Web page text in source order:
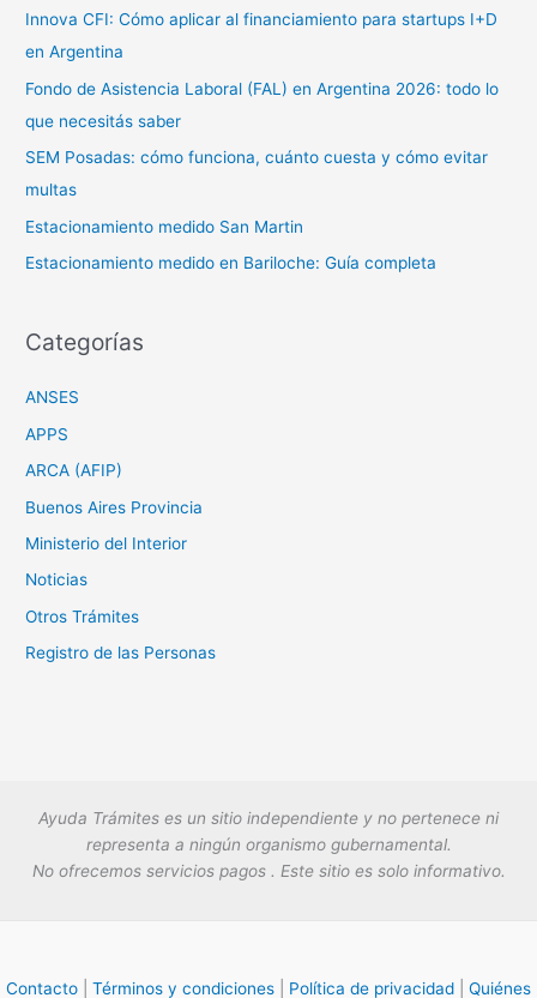
p
o
r
:
Innova CFI: Cómo aplicar al financiamiento para startups I+D
en Argentina
Fondo de Asistencia Laboral (FAL) en Argentina 2026: todo lo
que necesitás saber
SEM Posadas: cómo funciona, cuánto cuesta y cómo evitar
multas
Estacionamiento medido San Martin
Estacionamiento medido en Bariloche: Guía completa
Categorías
ANSES
APPS
ARCA (AFIP)
Buenos Aires Provincia
Ministerio del Interior
Noticias
Otros Trámites
Registro de las Personas
Ayuda Trámites es un sitio independiente y no pertenece ni
representa a ningún organismo gubernamental.
No ofrecemos servicios pagos . Este sitio es solo informativo.
Contacto Términos y condiciones Política de privacidad Quiénes